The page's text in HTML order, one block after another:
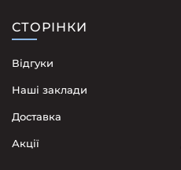
СТОРІНКИ
Відгуки
Наші заклади
Доставка
Акції